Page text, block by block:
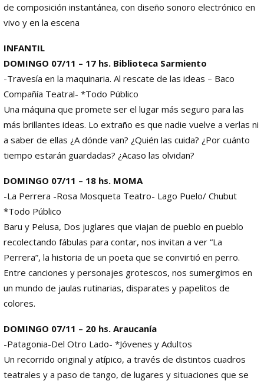
de composición instantánea, con diseño sonoro electrónico en
vivo y en la escena
INFANTIL
DOMINGO 07/11 – 17 hs. Biblioteca Sarmiento
-Travesía en la maquinaria. Al rescate de las ideas – Baco
Compañía Teatral- *Todo Público
Una máquina que promete ser el lugar más seguro para las
más brillantes ideas. Lo extraño es que nadie vuelve a verlas ni
a saber de ellas ¿A dónde van? ¿Quién las cuida? ¿Por cuánto
tiempo estarán guardadas? ¿Acaso las olvidan?
DOMINGO 07/11 – 18 hs. MOMA
-La Perrera -Rosa Mosqueta Teatro- Lago Puelo/ Chubut
*Todo Público
Baru y Pelusa, Dos juglares que viajan de pueblo en pueblo
recolectando fábulas para contar, nos invitan a ver “La
Perrera”, la historia de un poeta que se convirtió en perro.
Entre canciones y personajes grotescos, nos sumergimos en
un mundo de jaulas rutinarias, disparates y papelitos de
colores.
DOMINGO 07/11 – 20 hs. Araucanía
-Patagonia-Del Otro Lado- *Jóvenes y Adultos
Un recorrido original y atípico, a través de distintos cuadros
teatrales y a paso de tango, de lugares y situaciones que se